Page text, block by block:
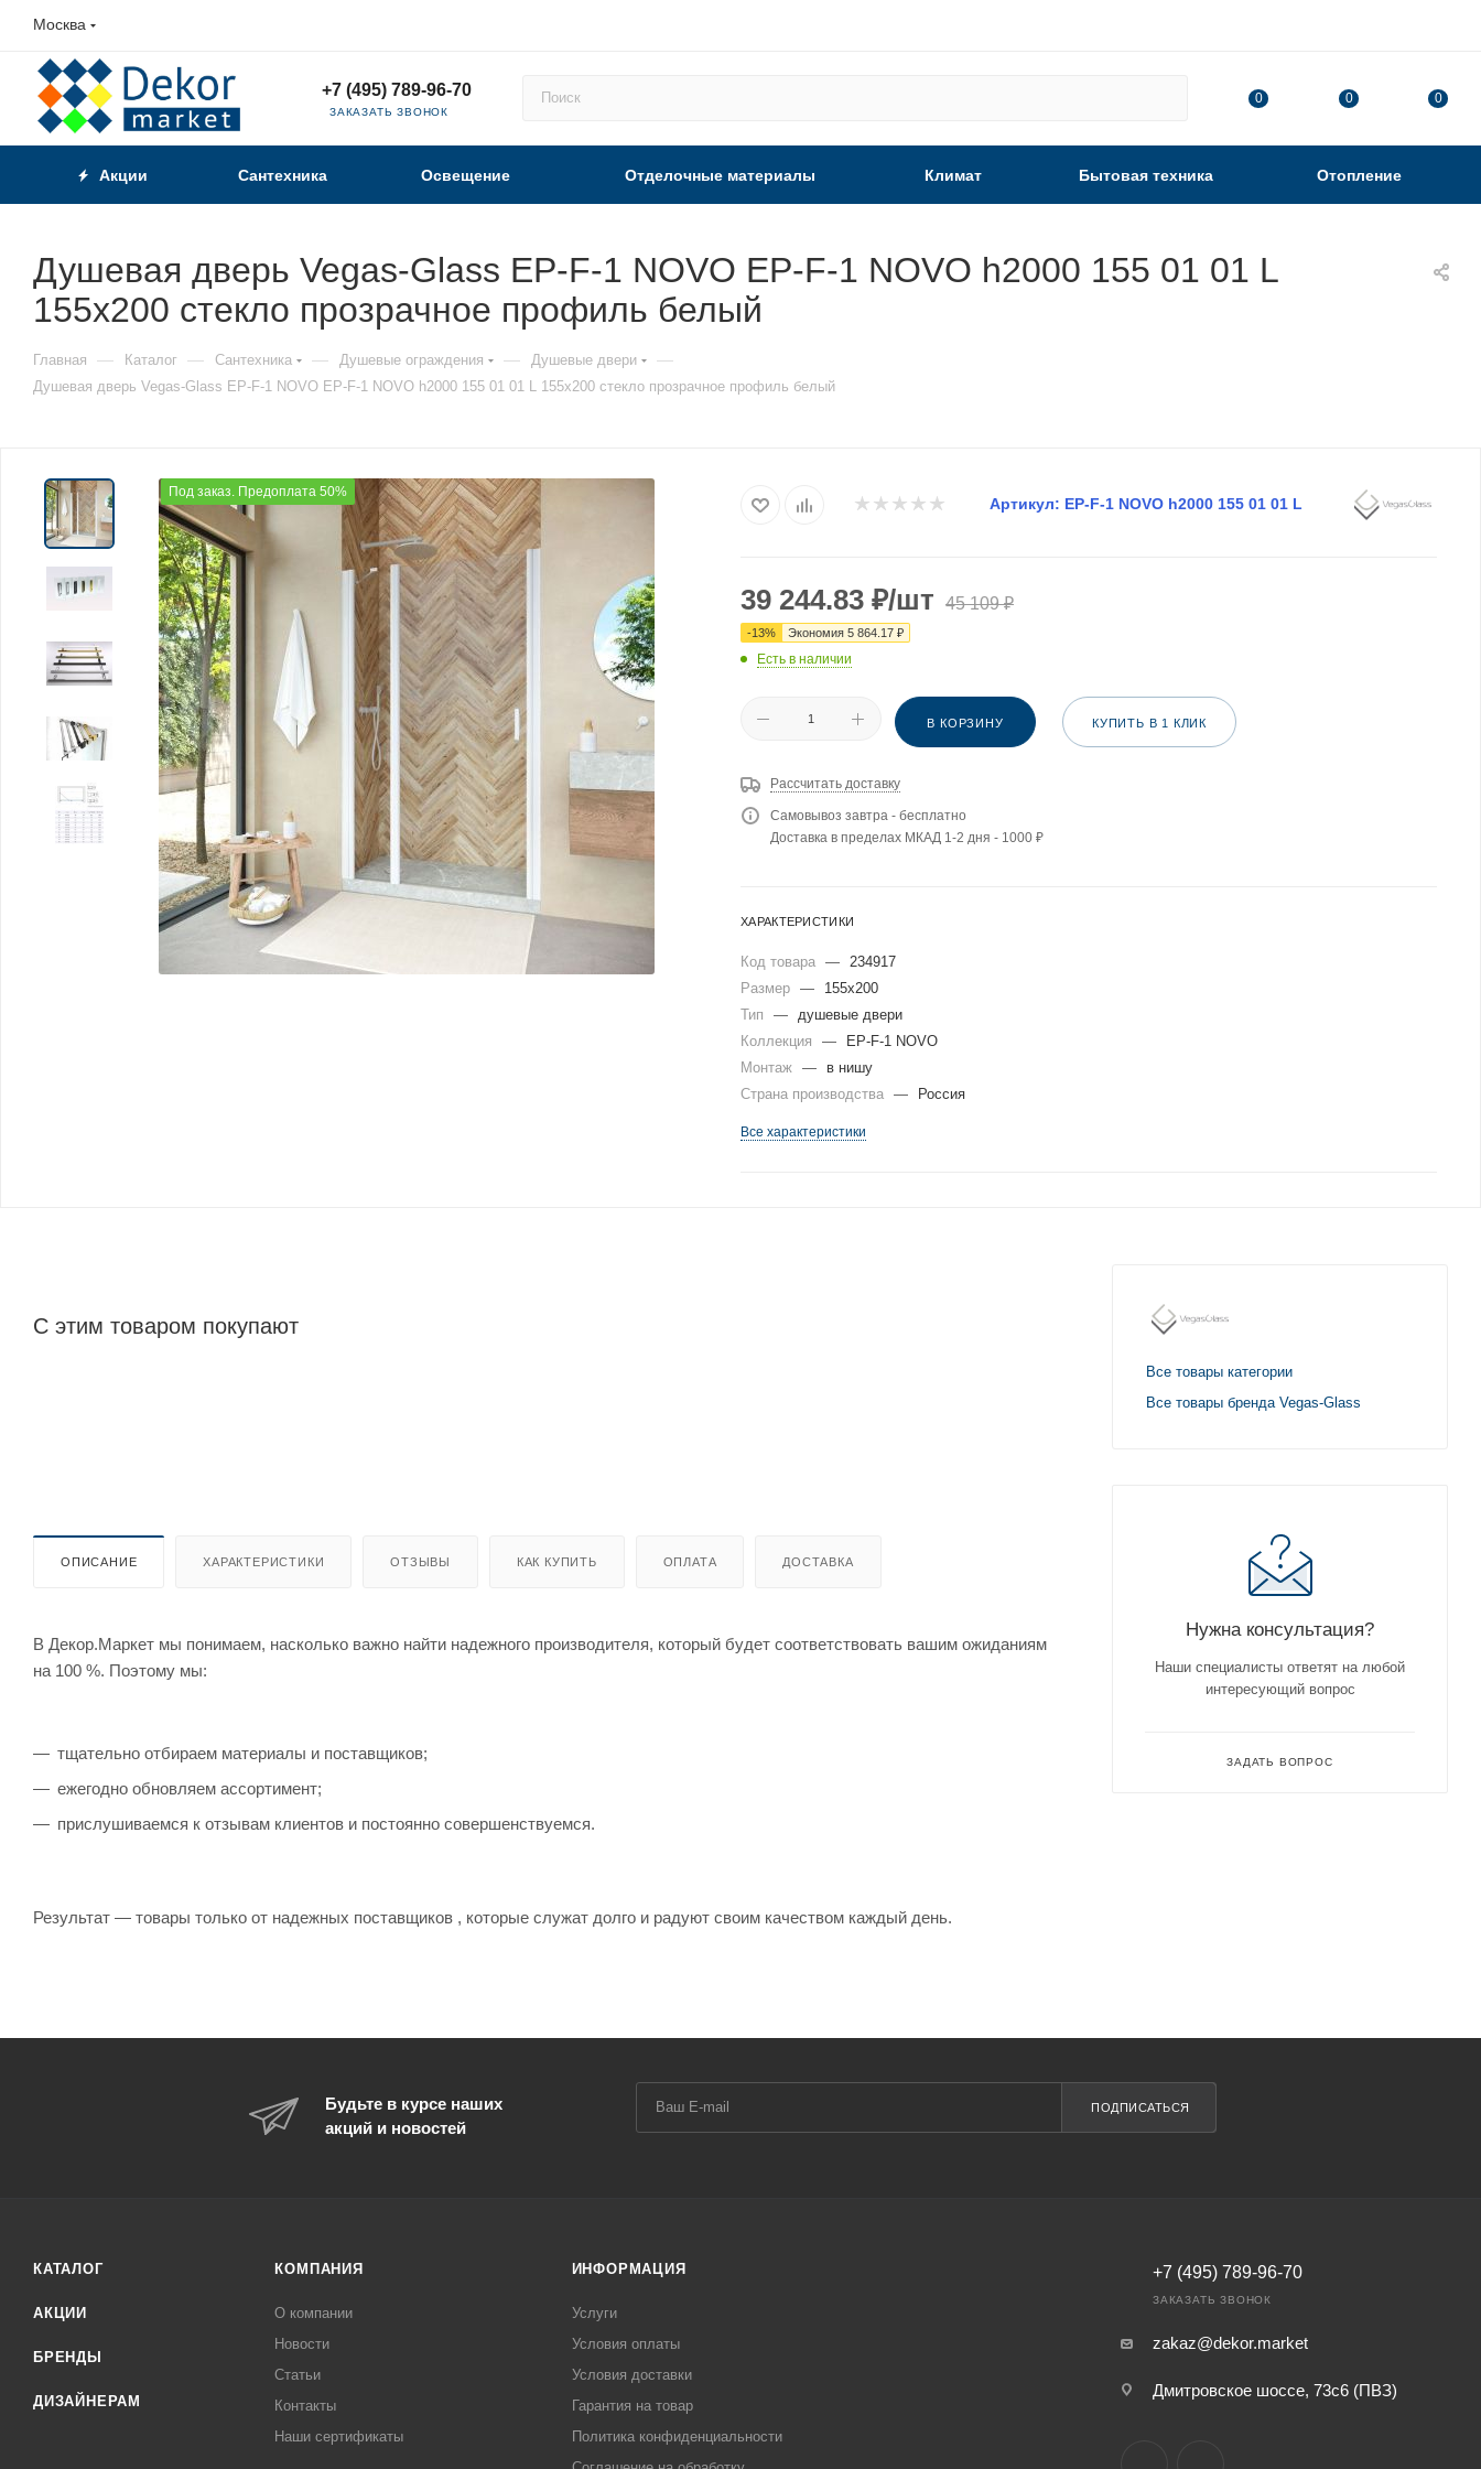
Москва
+7 (495) 789-96-70
ЗАКАЗАТЬ ЗВОНОК
0 0 0
Акции Сантехника Освещение Отделочные материалы Климат Бытовая техника Отопление
Душевая дверь Vegas-Glass EP-F-1 NOVO EP-F-1 NOVO h2000 155 01 01 L
155х200 стекло прозрачное профиль белый
Главная — Каталог — Сантехника — Душевые ограждения — Душевые двери —
Душевая дверь Vegas-Glass EP-F-1 NOVO EP-F-1 NOVO h2000 155 01 01 L 155х200 стекло прозрачное профиль белый
Под заказ. Предоплата 50%
Артикул: EP-F-1 NOVO h2000 155 01 01 L
39 244.83 ₽/шт 45 109₽
-13% Экономия 5 864.17 ₽
Есть в наличии
В КОРЗИНУ КУПИТЬ В 1 КЛИК
Рассчитать доставку
Самовывоз завтра - бесплатно
Доставка в пределах МКАД 1-2 дня - 1000 ₽
ХАРАКТЕРИСТИКИ
Код товара — 234917
Размер —
155x200
Тип
— душевые двери
Коллекция
—
EP-F-1 NOVO
Монтаж —
в нишу
Страна производства — Россия
Все характеристики
С этим товаром покупают
ОПИСАНИЕ ХАРАКТЕРИСТИКИ ОТЗЫВЫ КАК КУПИТЬ ОПЛАТА ДОСТАВКА
В Декор.Маркет мы понимаем, насколько важно найти надежного производителя, который будет соответствовать вашим ожиданиям
на 100 %. Поэтому мы:
тщательно отбираем материалы и поставщиков;
ежегодно обновляем ассортимент;
прислушиваемся к отзывам клиентов и постоянно совершенствуемся.
Результат — товары только от надежных поставщиков , которые служат долго и радуют своим качеством каждый день.
Все товары категории
Все товары бренда Vegas-Glass
Нужна консультация?
Наши специалисты ответят на любой
интересующий вопрос
ЗАДАТЬ ВОПРОС
Будьте в курсе наших
акций и новостей
ПОДПИСАТЬСЯ
КАТАЛОГ
АКЦИИ
БРЕНДЫ
ДИЗАЙНЕРАМ
КОМПАНИЯ
О компании
Новости
Статьи
Контакты
Наши сертификаты
ИНФОРМАЦИЯ
Услуги
Условия оплаты
Условия доставки
Гарантия на товар
Политика конфиденциальности
+7 (495) 789-96-70
ЗАКАЗАТЬ ЗВОНОК
zakaz@dekor.market
Дмитровское шоссе, 73с6 (ПВЗ)